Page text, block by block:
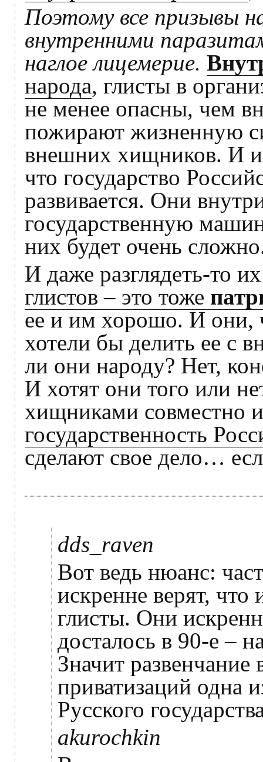
Поэтому все призывы
внутренними
наглое лицемерие.
народа, глисты в
не менее опасны, чем
пожирают жизненную
внешних хищников. И
что государство
развивается. Они
государственную
них будет очень
И даже разглядеть-то
глистов – это тоже
ее и им хорошо. И они,
хотели бы делить ее с
ли они народу? Нет,
И хотят они того или
хищниками совместно
государственность
сделают свое дело…
dds_raven
Вот ведь нюанс:
искренне верят,
глисты. Они
досталось в 90-е –
Значит развенчание
приватизаций одна
Русского
akurochkin